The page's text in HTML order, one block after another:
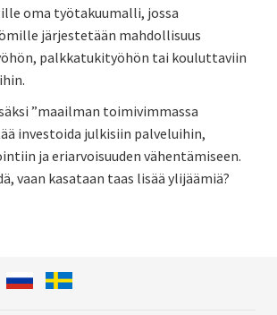
oma työtakuumalli, jossa
järjestetään mahdollisuus
palkkatukityöhön tai kouluttaviin
”maailman toimivimmassa
investoida julkisiin palveluihin,
ja eriarvoisuuden vähentämiseen.
vaan kasataan taas lisää ylijäämiä?